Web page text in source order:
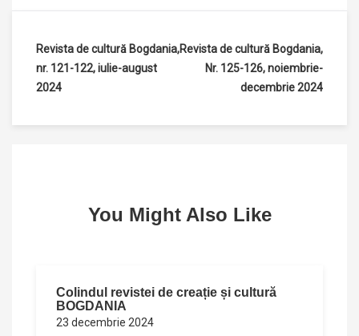
Navigare
în
Revista de cultură Bogdania,
nr. 121-122, iulie-august
2024
Revista de cultură Bogdania,
Nr. 125-126, noiembrie-
decembrie 2024
You Might Also Like
Colindul revistei de creație și cultură
BOGDANIA
23 decembrie 2024